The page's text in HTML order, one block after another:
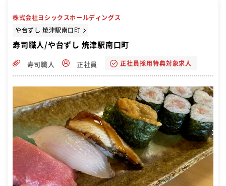
株式会社ヨシックスホールディングス
や台ずし 焼津駅南口町
寿司職人/や台ずし 焼津駅南口町
寿司職人 正社員 正社員採用特典対象求人